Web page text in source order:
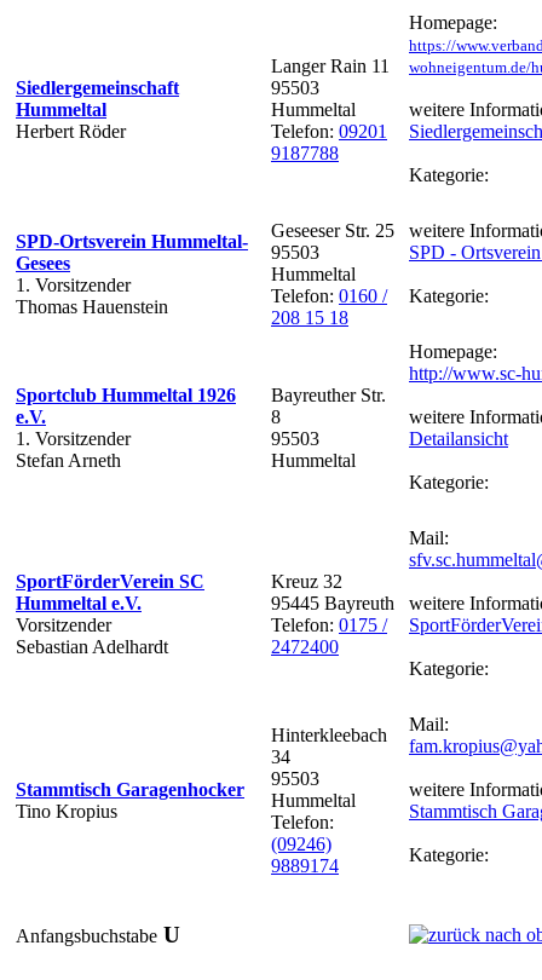
Siedlergemeinschaft
Hummeltal
Herbert Röder
Langer Rain 11
95503
Hummeltal
Telefon: 09201
9187788
Homepage:
https://
wohneigentum.de/
weitere
Kategorie:
SPD-Ortsverein Hummeltal-
Gesees
1. Vorsitzender
Thomas Hauenstein
Geseeser Str. 25
95503
Hummeltal
Telefon: 0160 /
208 15 18
weitere
SPD -
Kategorie:
Sportclub Hummeltal 1926
e.V.
1. Vorsitzender
Stefan Arneth
Bayreuther Str.
8
95503
Hummeltal
Homepage:
http://www.sc-
weitere
Detailansicht
Kategorie:
SportFörderVerein SC
Hummeltal e.V.
Vorsitzender
Sebastian Adelhardt
Kreuz 32
95445 Bayreuth
Telefon: 0175 /
2472400
Mail:
weitere
Kategorie:
Stammtisch Garagenhocker
Tino Kropius
Hinterkleebach
34
95503
Hummeltal
Telefon:
(09246)
9889174
Mail:
weitere
Stammtisch
Kategorie:
Anfangsbuchstabe U